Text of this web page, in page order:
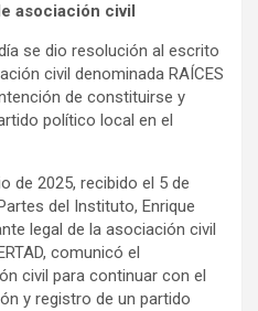
asociación civil
se dio resolución al escrito
civil denominada RAÍCES
de constituirse y
político local en el
de 2025, recibido el 5 de
del Instituto, Enrique
legal de la asociación civil
comunicó el
civil para continuar con el
y registro de un partido